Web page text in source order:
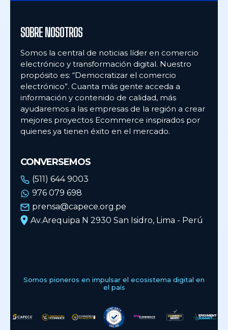
SOBRE NOSOTROS
Somos la central de noticias líder en comercio
electrónico y transformación digital. Nuestro
propósito es: “Democratizar el comercio
electrónico”. Cuanta más gente acceda a
información y contenido de calidad, más
ayudaremos a las empresas de la región a crear
mejores proyectos Ecommerce inspirados por
quienes ya tienen éxito en el mercado.
CONVERSEMOS
(511) 644 9003
976 079 698
prensa@capece.org.pe
Av.Arequipa N 2930 San Isidro, Lima - Perú
Somos pioneros en impulsar el ecosistema digital en
el país